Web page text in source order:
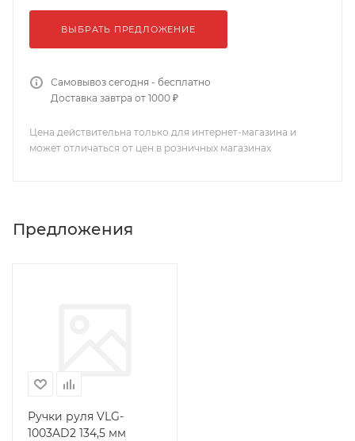
ВЫБРАТЬ ПРЕДЛОЖЕНИЕ
Самовывоз сегодня - бесплатно
Доставка завтра от 1000 ₽
Цена действительна только для интернет-магазина и
может отличаться от цен в розничных магазинах
Предложения
Ручки руля VLG-
1003AD2 134,5 мм